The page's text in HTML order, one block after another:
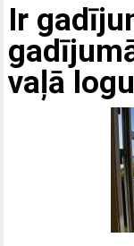
Ir
vaļā